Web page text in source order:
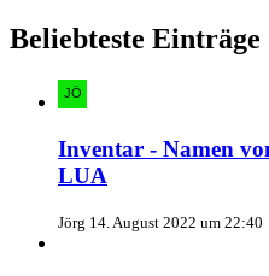
Beliebteste Einträge
Inventar - Namen
LUA
Jörg 14. August 2022 um 22:40